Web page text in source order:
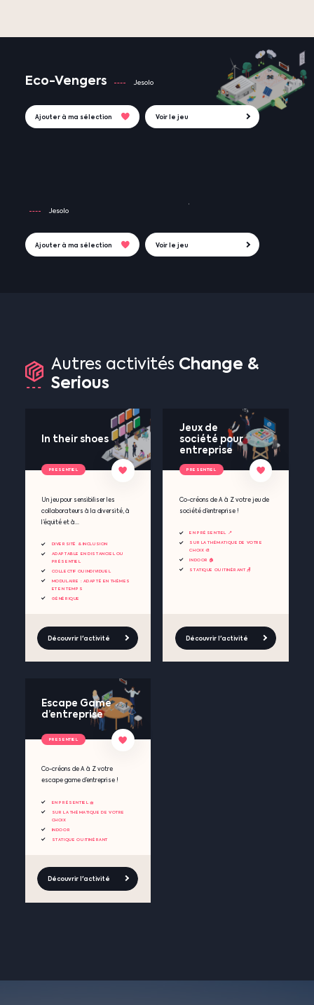
Eco-Vengers Jesolo
Ajouter à ma sélection Voir le jeu
Jesolo
Ajouter à ma sélection Voir le jeu
Autres activités Change &
Serious
In their shoes
Un jeu pour sensibiliser les
collaborateurs à la diversité, à
l’équité et à...
DIVERSITÉ & INCLUSION
ADAPTABLE EN DISTANCIEL OU
PRÉSENTIEL
COLLECTIF OU INDIVIDUEL
MODULAIRE : ADAPTÉ EN THÈMES
ET EN TEMPS
GÉNÉRIQUE
Découvrir l'activité
PRESENTIEL
Jeux de
société pour
entreprise
Co-créons de A à Z votre jeu de
société d’entreprise !
EN PRÉSENTIEL 📍
SUR LA THÉMATIQUE DE VOTRE
CHOIX 🎨
INDOOR 🏠
STATIQUE OU ITINÉRANT 🪑
Découvrir l'activité
PRESENTIEL
Escape Game
d’entreprise
Co-créons de A à Z votre
escape game d’entreprise !
EN PRÉSENTIEL 🧺
SUR LA THÉMATIQUE DE VOTRE
CHOIX
INDOOR
STATIQUE OU ITINÉRANT
Découvrir l'activité
PRESENTIEL